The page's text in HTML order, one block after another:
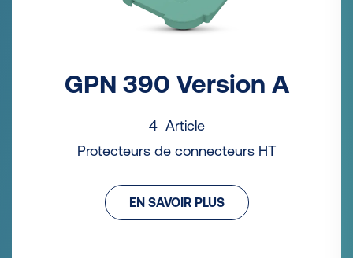
GPN 390 Version A
4 Article
Protecteurs de connecteurs HT
EN SAVOIR PLUS